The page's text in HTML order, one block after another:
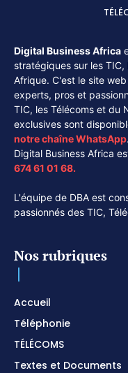
Digital Business Africa
stratégiques sur les
Afrique. C'est le site
experts, pros et
TIC, les Télécoms et du
exclusives sont
notre chaîneWhatsApp
Digital Business Africa
674 61 01 68.
L'équipe de DBA est
passionnés des TIC,
Nos rubriques
Accueil
Téléphonie
TÉLÉCOMS
Textes et Documents